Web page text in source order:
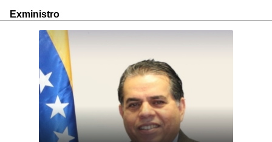
Exministro